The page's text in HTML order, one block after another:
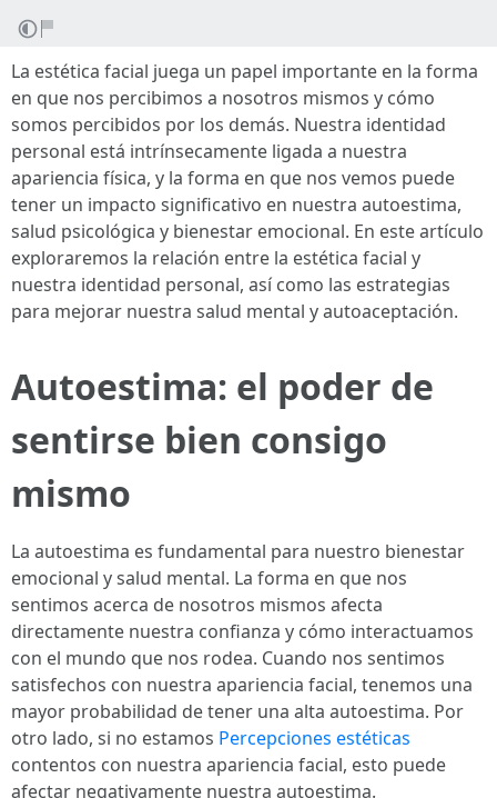
La estética facial juega un papel importante en la forma
en que nos percibimos a nosotros mismos y cómo
somos percibidos por los demás. Nuestra identidad
personal está intrínsecamente ligada a nuestra
apariencia física, y la forma en que nos vemos puede
tener un impacto significativo en nuestra autoestima,
salud psicológica y bienestar emocional. En este artículo
exploraremos la relación entre la estética facial y
nuestra identidad personal, así como las estrategias
para mejorar nuestra salud mental y autoaceptación.
Autoestima: el poder de
sentirse bien consigo
mismo
La autoestima es fundamental para nuestro bienestar
emocional y salud mental. La forma en que nos
sentimos acerca de nosotros mismos afecta
directamente nuestra confianza y cómo interactuamos
con el mundo que nos rodea. Cuando nos sentimos
satisfechos con nuestra apariencia facial, tenemos una
mayor probabilidad de tener una alta autoestima. Por
otro lado, si no estamos Percepciones estéticas
contentos con nuestra apariencia facial, esto puede
afectar negativamente nuestra autoestima.